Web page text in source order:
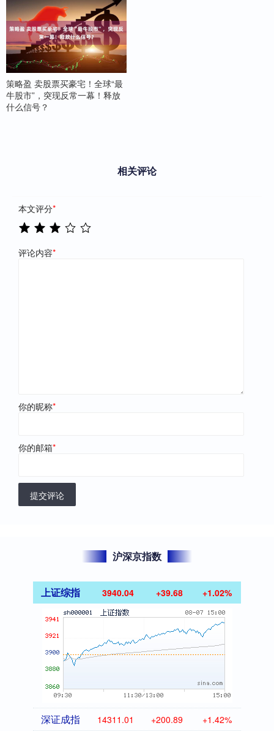
策略盈 卖股票买豪宅！全球“最
牛股市”，突现反常一幕！释放
什么信号？
相关评论
本文评分*
评论内容*
你的昵称*
你的邮箱*
提交评论
沪深京指数
上证综指 3940.04 +39.68 +1.02%
深证成指 14311.01 +200.89 +1.42%